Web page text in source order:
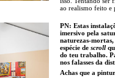
ao realismo feito e
PN: Estas
imersivo pela
naturezas-mortas,
espécie de scroll
do teu trabalho.
nos falasses da
Achas que a